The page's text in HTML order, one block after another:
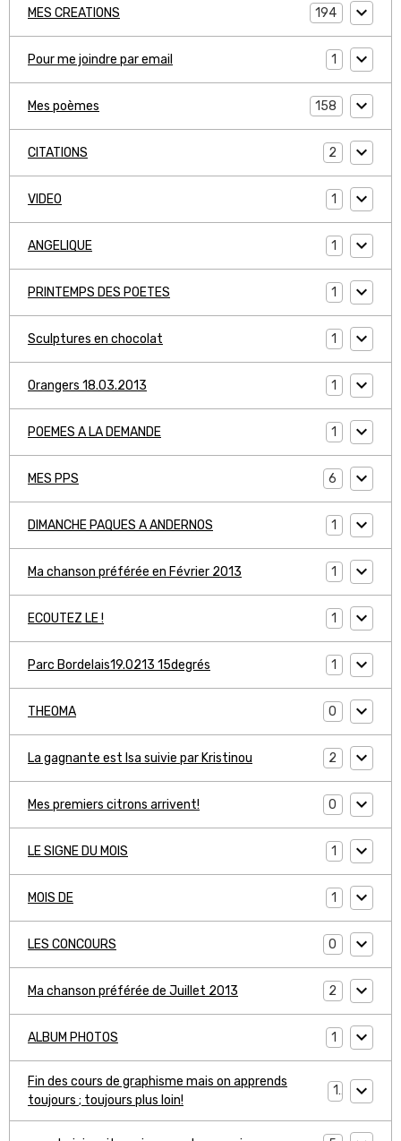
MES CREATIONS 194
Pour me joindre par email 1
Mes poèmes 158
CITATIONS 2
VIDEO 1
ANGELIQUE 1
PRINTEMPS DES POETES 1
Sculptures en chocolat 1
Orangers 18.03.2013 1
POEMES A LA DEMANDE 1
MES PPS 6
DIMANCHE PAQUES A ANDERNOS 1
Ma chanson préférée en Février 2013 1
ECOUTEZ LE ! 1
Parc Bordelais19.0213 15degrés 1
THEOMA 0
La gagnante est Isa suivie par Kristinou 2
Mes premiers citrons arrivent! 0
LE SIGNE DU MOIS 1
MOIS DE 1
LES CONCOURS 0
Ma chanson préférée de Juillet 2013 2
ALBUM PHOTOS 1
Fin des cours de graphisme mais on apprends
toujours ; toujours plus loin!
1